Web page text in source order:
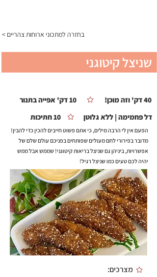
< בחזרה למתכוני ארוחות צהריים
שניצל קיטוגני
40 דק' וזה מוכן!
דל פחמימה | ללא גלוטן
10 חתיכות
10 דק' אפייה בתנור
הפעם אין לי הרבה מילים, כי אתם פשוט חייבים להכין כדי להבין!
מדובר בפירורי לחם מעולים שפותחים בפניכם עולם שלם של
אפשרויות, ביניהן גם שניצל בריאות קיטוגני! שממש אבל ממש
יהיה לכם טעים כמו שניצל רגיל!
מצרכים: